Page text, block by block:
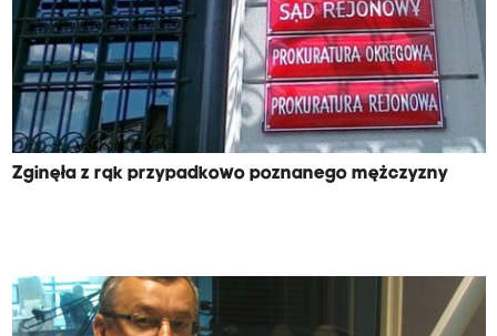
Zginęła z rąk przypadkowo poznanego mężczyzny